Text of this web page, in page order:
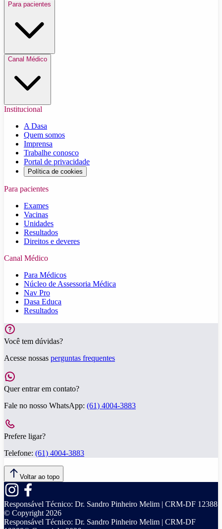
Para pacientes
Canal Médico
Institucional
A Dasa
Quem somos
Imprensa
Trabalhe conosco
Portal de privacidade
Política de cookies
Para pacientes
Exames
Vacinas
Unidades
Resultados
Direitos e deveres
Canal Médico
Para Médicos
Núcleo de Assessoria Médica
Nav Pro
Dasa Educa
Resultados
Você tem dúvidas?
Acesse nossas perguntas frequentes
Quer entrar em contato?
Fale no nosso WhatsApp: (61) 4004-3883
Prefere ligar?
Telefone: (61) 4004-3883
Voltar ao topo
Responsável Técnico: Dr. Sandro Pinheiro Melim | CRM-DF 12388
© Copyright 2026
Responsável Técnico: Dr. Sandro Pinheiro Melim | CRM-DF